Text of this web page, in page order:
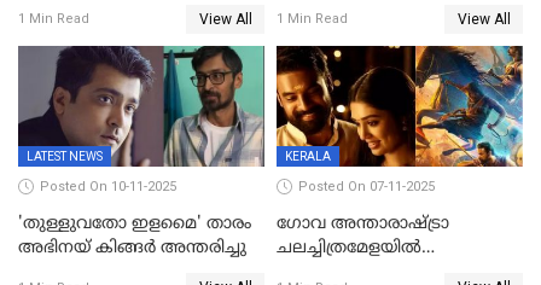
ഇന്ന്‌ നല്ലൊരു ബിസി ഡേ
ആയിരുന്നുവെന്ന് നന്ദിത
ശങ്കര
1 Min Read View All
ഹൈക്കോടതി നോട്ടീസ്‌
1 Min Read View All
LATEST NEWS
Posted On 10-11-2025
'തുള്ളുവതോ ഇളമൈ' താരം
അഭിനയ് കിങ്ങർ അന്തരിച്ചു
KERALA
Posted On 07-11-2025
ഗോവ അന്താരാഷ്ട്രാ
ചലച്ചിത്രമേളയില്‍